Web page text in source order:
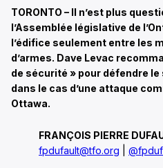
TORONTO – Il n’est plus
l’Assemblée législative de
l’édifice seulement entre les
d’armes. Dave Levac
de sécurité » pour défendre
dans le cas d’une attaque
Ottawa.
FRANÇOIS PIERRE
fpdufault@tfo.org